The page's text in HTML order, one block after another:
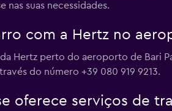
suas necessidades.
com a Hertz no
Hertz perto do aeroporto de Bari
do número +39 080 919 9213.
oferece serviços de